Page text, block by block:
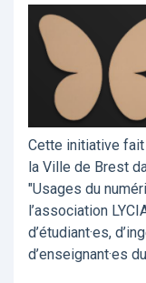
Cette initiative
la Ville de Brest
"Usages du
l’association
d’étudiant·es,
d’enseignant·es